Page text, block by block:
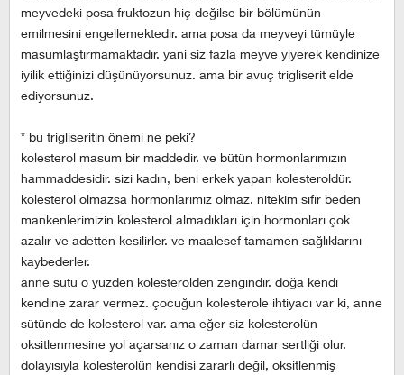
meyvedeki posa fruktozun hiç değilse bir bölümünün
emilmesini engellemektedir. ama posa da meyveyi tümüyle
masumlaştırmamaktadır. yani siz fazla meyve yiyerek kendinize
iyilik ettiğinizi düşünüyorsunuz. ama bir avuç trigliserit elde
ediyorsunuz.
* bu trigliseritin önemi ne peki?
kolesterol masum bir maddedir. ve bütün hormonlarımızın
hammaddesidir. sizi kadın, beni erkek yapan kolesteroldür.
kolesterol olmazsa hormonlarımız olmaz. nitekim sıfır beden
mankenlerimizin kolesterol almadıkları için hormonları çok
azalır ve adetten kesilirler. ve maalesef tamamen sağlıklarını
kaybederler.
anne sütü o yüzden kolesterolden zengindir. doğa kendi
kendine zarar vermez. çocuğun kolesterole ihtiyacı var ki, anne
sütünde de kolesterol var. ama eğer siz kolesterolün
oksitlenmesine yol açarsanız o zaman damar sertliği olur.
dolayısıyla kolesterolün kendisi zararlı değil, oksitlenmiş